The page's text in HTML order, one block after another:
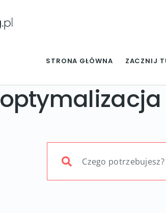
STRONA GŁÓWNA ZACZNIJ
optymalizacja